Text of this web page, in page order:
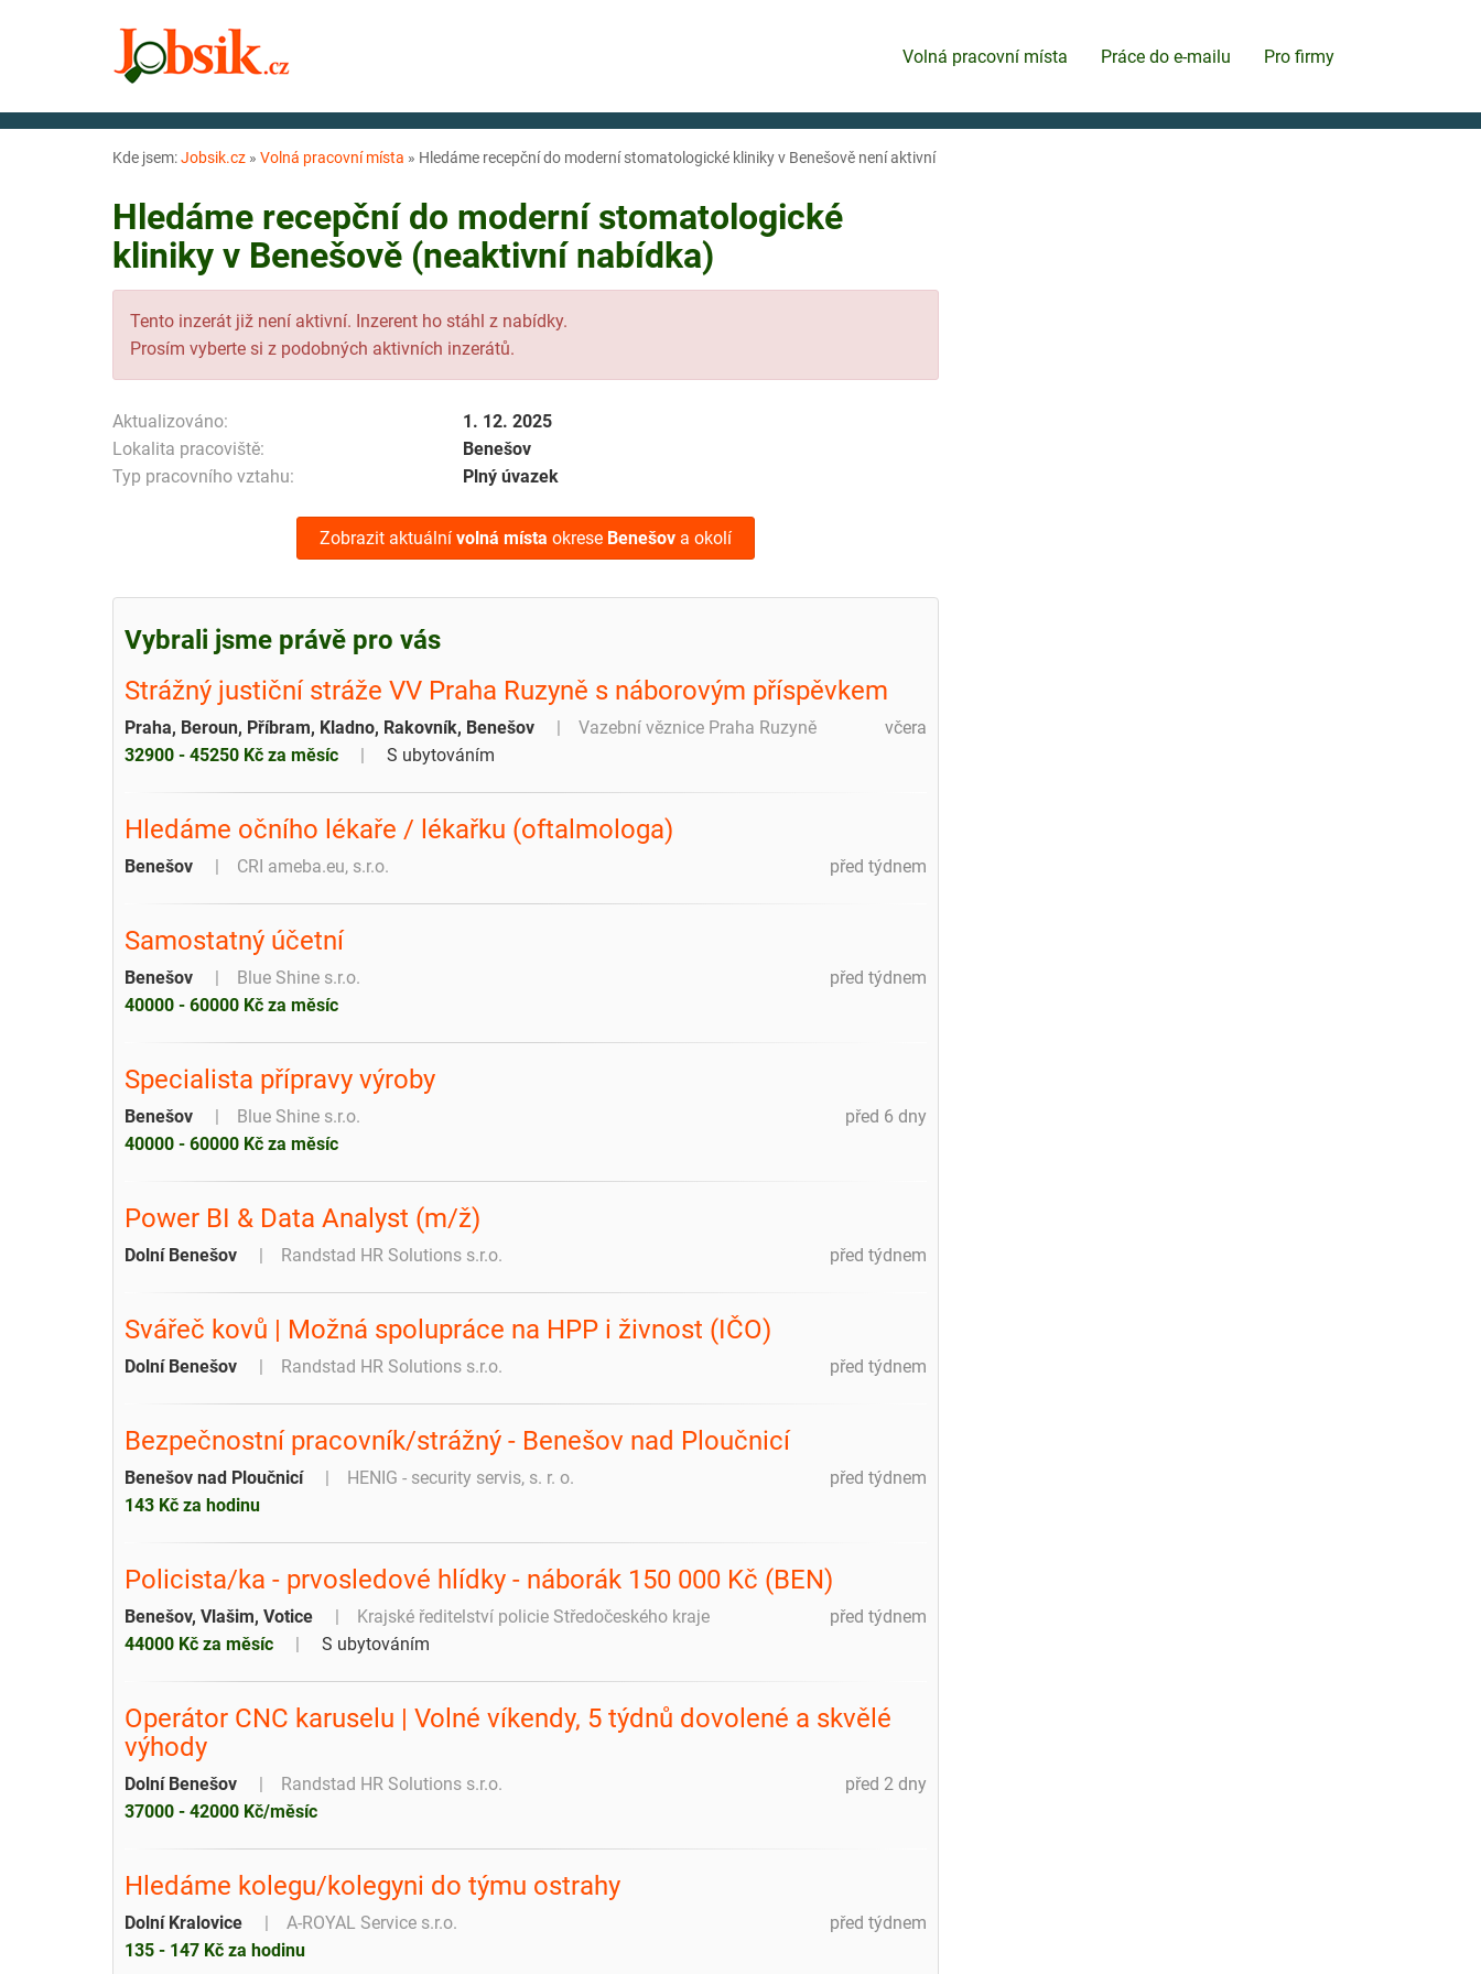
Volná pracovní místa Práce do e-mailu Pro firmy
Kde jsem:Jobsik.cz » Volná pracovní místa » Hledáme recepční do moderní stomatologické kliniky v Benešově není aktivní
Hledáme recepční do moderní stomatologické
kliniky v Benešově (neaktivní nabídka)
Tento inzerát již není aktivní. Inzerent ho stáhl z nabídky.
Prosím vyberte si z podobných aktivních inzerátů.
Aktualizováno:
1. 12. 2025
Lokalita pracoviště:
Benešov
Typ pracovního vztahu:
Plný úvazek
Zobrazit aktuální volná místa okrese Benešov a okolí
Vybrali jsme právě pro vás
Strážný justiční stráže VV Praha Ruzyně s náborovým příspěvkem
včera
Praha, Beroun, Příbram, Kladno, Rakovník, Benešov
Vazební věznice Praha Ruzyně
32900 - 45250 Kč za měsíc
S ubytováním
Hledáme očního lékaře / lékařku (oftalmologa)
před týdnem
Benešov CRI ameba.eu, s.r.o.
Samostatný účetní
před týdnem
Benešov
Blue Shine s.r.o.
40000 - 60000 Kč za měsíc
Specialista přípravy výroby
před 6 dny
Benešov
Blue Shine s.r.o.
40000 - 60000 Kč za měsíc
Power BI & Data Analyst (m/ž)
před týdnem
Dolní Benešov Randstad HR Solutions s.r.o.
Svářeč kovů | Možná spolupráce na HPP i živnost (IČO)
před týdnem
Dolní Benešov Randstad HR Solutions s.r.o.
Bezpečnostní pracovník/strážný - Benešov nad Ploučnicí
před týdnem
Benešov nad Ploučnicí
HENIG - security servis, s. r. o.
143 Kč za hodinu
Policista/ka - prvosledové hlídky - náborák 150 000 Kč (BEN)
před týdnem
Benešov, Vlašim, Votice
Krajské ředitelství policie Středočeského kraje
44000 Kč za měsíc
S ubytováním
Operátor CNC karuselu | Volné víkendy, 5 týdnů dovolené a skvělé
výhody
před 2 dny
Dolní Benešov
Randstad HR Solutions s.r.o.
37000 - 42000 Kč/měsíc
Hledáme kolegu/kolegyni do týmu ostrahy
před týdnem
Dolní Kralovice
A-ROYAL Service s.r.o.
135 - 147 Kč za hodinu